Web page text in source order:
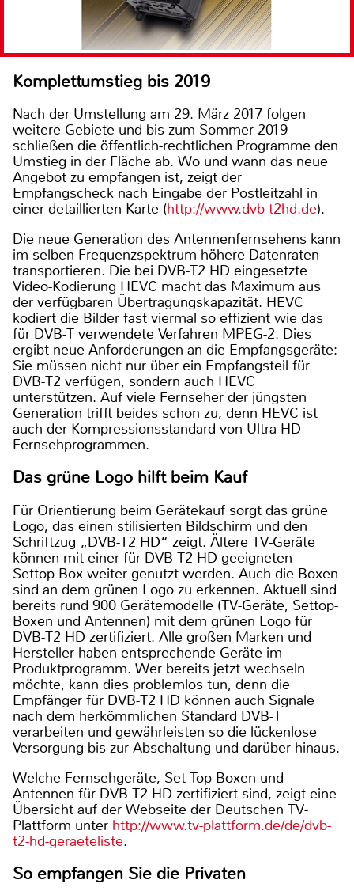
Komplettumstieg bis 2019
Nach der Umstellung am 29. März 2017 folgen
weitere Gebiete und bis zum Sommer 2019
schließen die öffentlich-rechtlichen Programme den
Umstieg in der Fläche ab. Wo und wann das neue
Angebot zu empfangen ist, zeigt der
Empfangscheck nach Eingabe der Postleitzahl in
einer detaillierten Karte (http://www.dvb-t2hd.de).
Die neue Generation des Antennenfernsehens kann
im selben Frequenzspektrum höhere Datenraten
transportieren. Die bei DVB-T2 HD eingesetzte
Video-Kodierung HEVC macht das Maximum aus
der verfügbaren Übertragungskapazität. HEVC
kodiert die Bilder fast viermal so effizient wie das
für DVB-T verwendete Verfahren MPEG-2. Dies
ergibt neue Anforderungen an die Empfangsgeräte:
Sie müssen nicht nur über ein Empfangsteil für
DVB-T2 verfügen, sondern auch HEVC
unterstützen. Auf viele Fernseher der jüngsten
Generation trifft beides schon zu, denn HEVC ist
auch der Kompressionsstandard von Ultra-HD-
Fernsehprogrammen.
Das grüne Logo hilft beim Kauf
Für Orientierung beim Gerätekauf sorgt das grüne
Logo, das einen stilisierten Bildschirm und den
Schriftzug „DVB-T2 HD“ zeigt. Ältere TV-Geräte
können mit einer für DVB-T2 HD geeigneten
Settop-Box weiter genutzt werden. Auch die Boxen
sind an dem grünen Logo zu erkennen. Aktuell sind
bereits rund 900 Gerätemodelle (TV-Geräte, Settop-
Boxen und Antennen) mit dem grünen Logo für
DVB-T2 HD zertifiziert. Alle großen Marken und
Hersteller haben entsprechende Geräte im
Produktprogramm. Wer bereits jetzt wechseln
möchte, kann dies problemlos tun, denn die
Empfänger für DVB-T2 HD können auch Signale
nach dem herkömmlichen Standard DVB-T
verarbeiten und gewährleisten so die lückenlose
Versorgung bis zur Abschaltung und darüber hinaus.
Welche Fernsehgeräte, Set-Top-Boxen und
Antennen für DVB-T2 HD zertifiziert sind, zeigt eine
Übersicht auf der Webseite der Deutschen TV-
Plattform unter http://www.tv-plattform.de/de/dvb-
t2-hd-geraeteliste.
So empfangen Sie die Privaten